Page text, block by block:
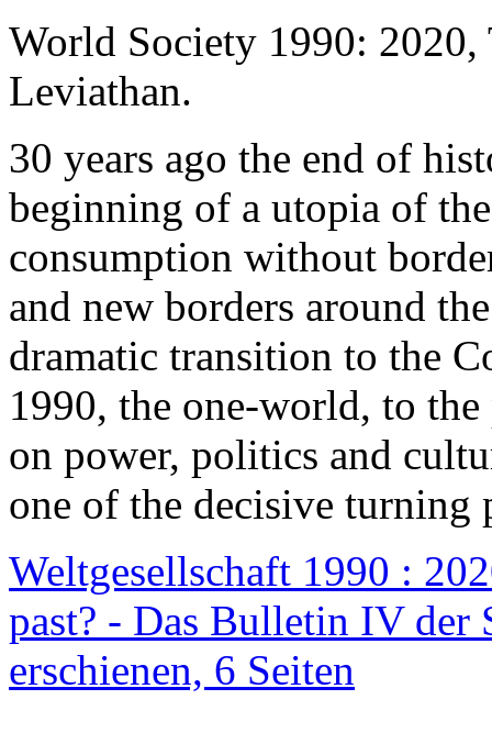
World Society 1990: 2020,
Leviathan.
30 years ago the end of
beginning of a utopia of
consumption without
and new borders around
dramatic transition to the
1990, the one-world, to the
on power, politics and
one of the decisive turning
Weltgesellschaft 1990 :
past? - Das Bulletin IV der
erschienen, 6 Seiten